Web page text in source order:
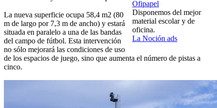
Ofipapel
Disponemos del mejor
material escolar y de
oficina.
La Noción ads
La nueva superficie ocupa 58,4 m2 (80
m de largo por 7,3 m de ancho) y estará
situada en paralelo a una de las bandas
del campo de fútbol. Esta intervención
no sólo mejorará las condiciones de uso
de los espacios de juego, sino que aumenta el número de pistas a
cinco.